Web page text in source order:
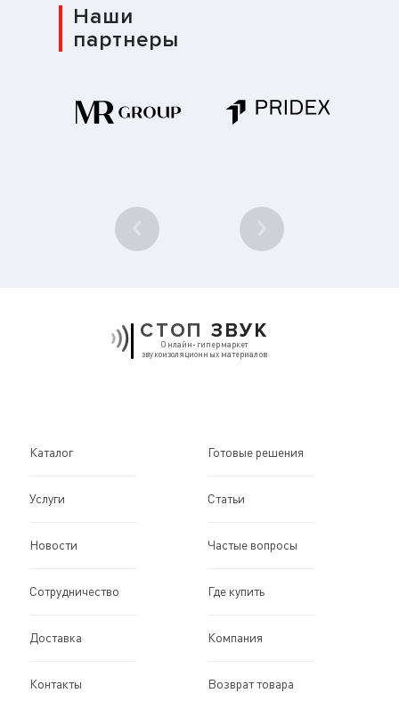
Наши
партнеры
1
СТОП ЗВУК
Онлайн-гипермаркет
звукоизоляционных материалов
Каталог Готовые решения
Услуги Статьи
Новости Частые вопросы
Сотрудничество Где купить
Доставка Компания
Контакты Возврат товара